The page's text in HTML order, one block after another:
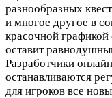
разнообразных
и многое другое в
красочной
оставит
Разработчики
останавливаются
для игроков все